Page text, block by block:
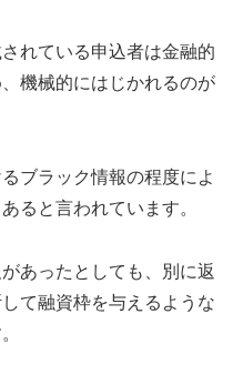
れている申込者は金融的
機械的にはじかれるのが
ブラック情報の程度によ
ると言われています。
あったとしても、別に返
て融資枠を与えるような